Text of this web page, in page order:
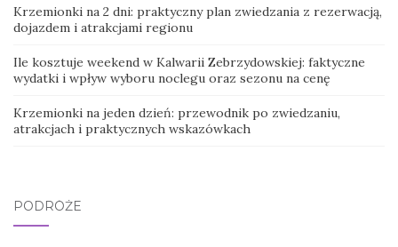
Krzemionki na 2 dni: praktyczny plan zwiedzania z rezerwacją,
dojazdem i atrakcjami regionu
Ile kosztuje weekend w Kalwarii Zebrzydowskiej: faktyczne
wydatki i wpływ wyboru noclegu oraz sezonu na cenę
Krzemionki na jeden dzień: przewodnik po zwiedzaniu,
atrakcjach i praktycznych wskazówkach
PODRÓŻE